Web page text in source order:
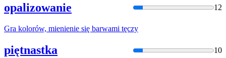
opalizowanie 12
Gra kolorów, mienienie się barwami tęczy
piętnastka 10